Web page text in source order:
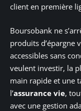
client en première
Boursobank ne
produits d’épargne
accessibles sans
veulent investir, la
main rapide et une
l’assurance vie,
avec une gestion